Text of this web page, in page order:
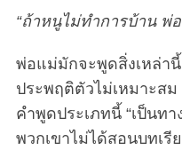
“ถ้าหนูไม่ทำการบ้าน พ่
พ่อแม่มักจะพูดสิ่งเหล่า
ประพฤติตัวไม่เหมาะส
คำพูดประเภทนี้ “เป็นท
พวกเขาไม่ได้สอนบทเรี